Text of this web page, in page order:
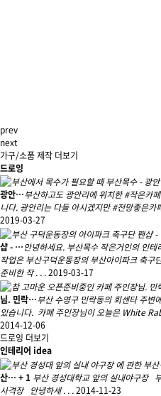
prev
next
가구/소품 제작 더보기
드로잉
광안…부산하고도 광안리에 위치한 #작은카
니다. 광안리는 다들 아시겠지만 #전망좋은
2019-03-27
샵 - …안녕하세요. 부산목수 작은거인의 인
작업은 부산구덕운동장의 부산아이파크 축구
준비한 작 . . .2019-03-17
님. 민락…부산 수영구 민락동의 회센타 주변
있습니다. 카페 주인장님이 오늘은 White
2014-12-06
드로잉 더보기
인테리어 idea
산… + 1 부산 경성대학교 앞의 실내야구장
사격장 안녕하세 . . .2014-11-23